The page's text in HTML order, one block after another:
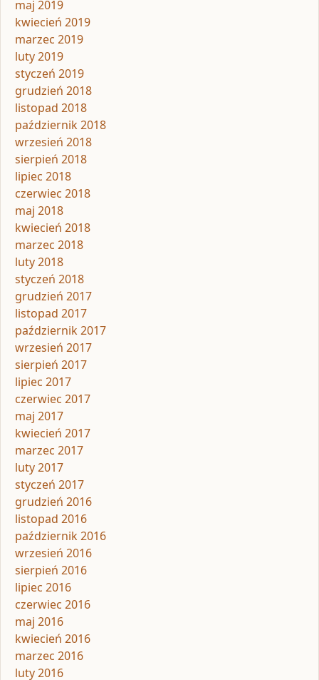
maj 2019
kwiecień 2019
marzec 2019
luty 2019
styczeń 2019
grudzień 2018
listopad 2018
październik 2018
wrzesień 2018
sierpień 2018
lipiec 2018
czerwiec 2018
maj 2018
kwiecień 2018
marzec 2018
luty 2018
styczeń 2018
grudzień 2017
listopad 2017
październik 2017
wrzesień 2017
sierpień 2017
lipiec 2017
czerwiec 2017
maj 2017
kwiecień 2017
marzec 2017
luty 2017
styczeń 2017
grudzień 2016
listopad 2016
październik 2016
wrzesień 2016
sierpień 2016
lipiec 2016
czerwiec 2016
maj 2016
kwiecień 2016
marzec 2016
luty 2016